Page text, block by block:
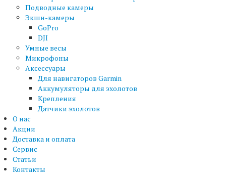
Подводные камеры
Экшн-камеры
GoPro
DJI
Умные весы
Микрофоны
Аксессуары
Для навигаторов Garmin
Аккумуляторы для эхолотов
Крепления
Датчики эхолотов
О нас
Акции
Доставка и оплата
Сервис
Статьи
Контакты